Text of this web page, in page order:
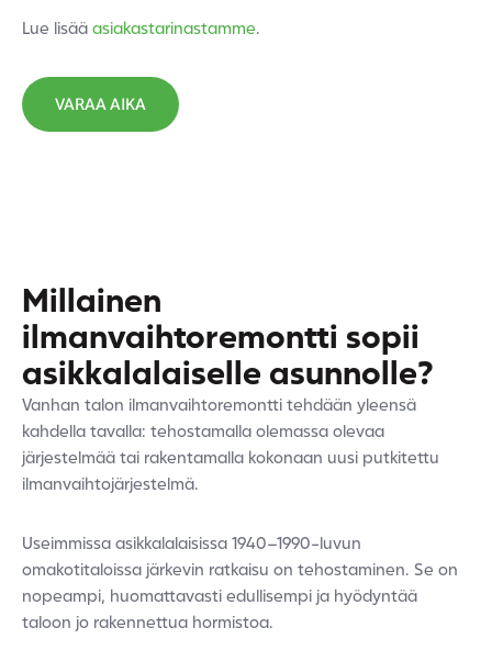
Lue lisää asiakastarinastamme.
VARAA AIKA
Millainen
ilmanvaihtoremontti sopii
asikkalalaiselle asunnolle?
Vanhan talon ilmanvaihtoremontti tehdään yleensä
kahdella tavalla: tehostamalla olemassa olevaa
järjestelmää tai rakentamalla kokonaan uusi putkitettu
ilmanvaihtojärjestelmä.
Useimmissa asikkalalaisissa 1940–1990-luvun
omakotitaloissa järkevin ratkaisu on tehostaminen. Se on
nopeampi, huomattavasti edullisempi ja hyödyntää
taloon jo rakennettua hormistoa.